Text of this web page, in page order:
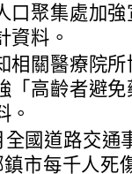
口聚集處加
資料。
相關醫療院
「高齡者避
。
全國道路交通
市每千人死